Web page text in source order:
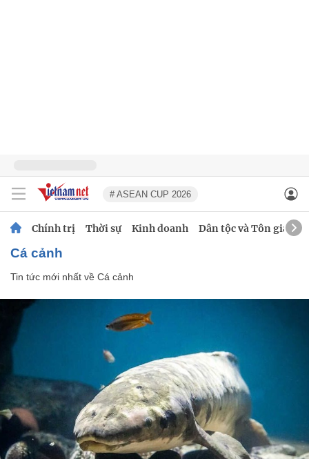
# ASEAN CUP 2026
Chính trị Thời sự Kinh doanh Dân tộc và Tôn giáo
Cá cảnh
Tin tức mới nhất về Cá cảnh